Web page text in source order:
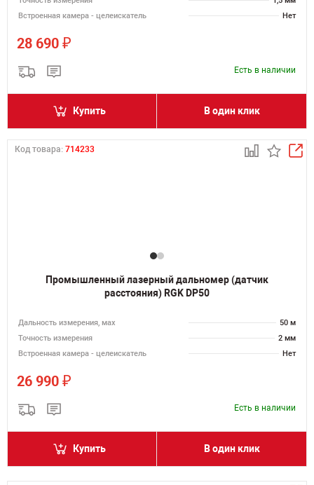
Встроенная камера - целеискатель
Нет
28 690 ₽
Есть в наличии
Купить В один клик
Код товара: 714233
Промышленный лазерный дальномер (датчик
расстояния) RGK DP50
Дальность измерения, мах
50 м
Точность измерения
2 мм
Встроенная камера - целеискатель
Нет
26 990 ₽
Есть в наличии
Купить В один клик